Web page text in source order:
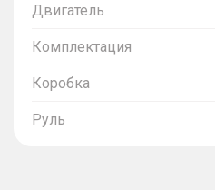
Двигатель
Комплектация
Коробка
Руль